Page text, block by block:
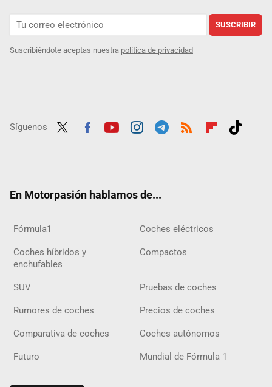
SUSCRIBIR
Suscribiéndote aceptas nuestra política de privacidad
Síguenos
En Motorpasión hablamos de...
Fórmula1 Coches eléctricos
Coches híbridos y
enchufables
Compactos
SUV Pruebas de coches
Rumores de coches Precios de coches
Comparativa de coches Coches autónomos
Futuro Mundial de Fórmula 1